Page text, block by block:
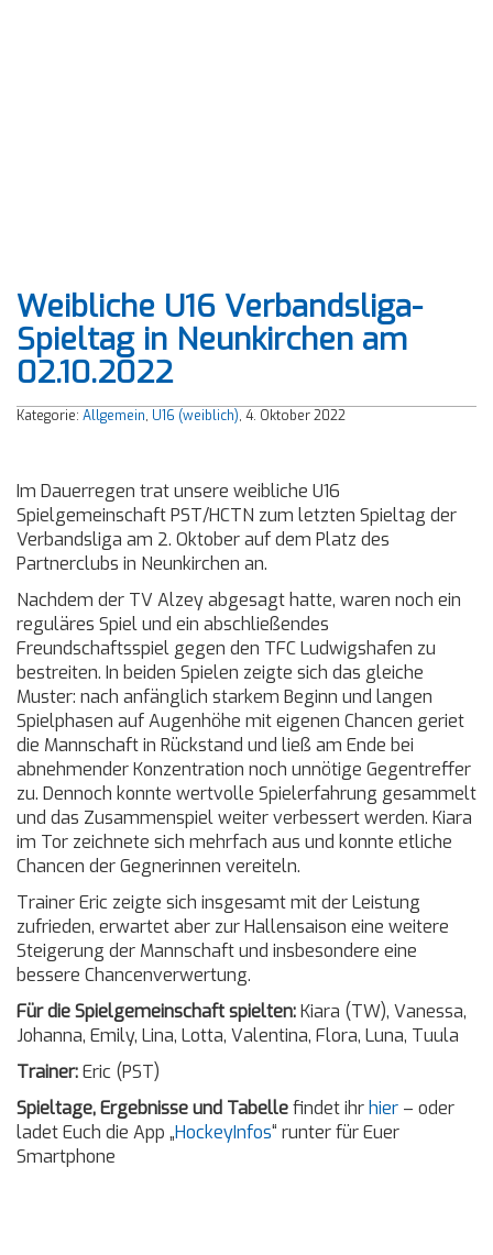
Weibliche U16 Verbandsliga-
Spieltag in Neunkirchen am
02.10.2022
Kategorie: Allgemein, U16 (weiblich), 4. Oktober 2022
Im Dauerregen trat unsere weibliche U16
Spielgemeinschaft PST/HCTN zum letzten Spieltag der
Verbandsliga am 2. Oktober auf dem Platz des
Partnerclubs in Neunkirchen an.
Nachdem der TV Alzey abgesagt hatte, waren noch ein
reguläres Spiel und ein abschließendes
Freundschaftsspiel gegen den TFC Ludwigshafen zu
bestreiten. In beiden Spielen zeigte sich das gleiche
Muster: nach anfänglich starkem Beginn und langen
Spielphasen auf Augenhöhe mit eigenen Chancen geriet
die Mannschaft in Rückstand und ließ am Ende bei
abnehmender Konzentration noch unnötige Gegentreffer
zu. Dennoch konnte wertvolle Spielerfahrung gesammelt
und das Zusammenspiel weiter verbessert werden. Kiara
im Tor zeichnete sich mehrfach aus und konnte etliche
Chancen der Gegnerinnen vereiteln.
Trainer Eric zeigte sich insgesamt mit der Leistung
zufrieden, erwartet aber zur Hallensaison eine weitere
Steigerung der Mannschaft und insbesondere eine
bessere Chancenverwertung.
Für die Spielgemeinschaft spielten:Kiara (TW), Vanessa,
Johanna, Emily, Lina, Lotta, Valentina, Flora, Luna, Tuula
Trainer:Eric (PST)
Spieltage, Ergebnisse und Tabellefindet ihrhier – oder
ladet Euch die App „HockeyInfos“ runter für Euer
Smartphone